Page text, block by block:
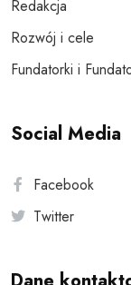
Redakcja
Rozwój i cele
Fundatorki i
Social Media
Facebook
Twitter